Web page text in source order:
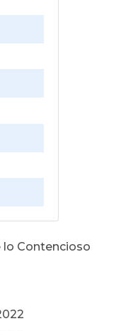
lo Contencioso